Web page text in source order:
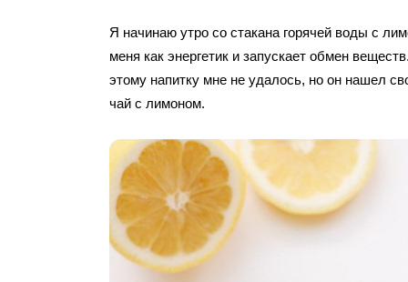
Я начинаю утро со стакана горячей воды с
меня как энергетик и запускает обмен
этому напитку мне не удалось, но он нашел
чай с лимоном.